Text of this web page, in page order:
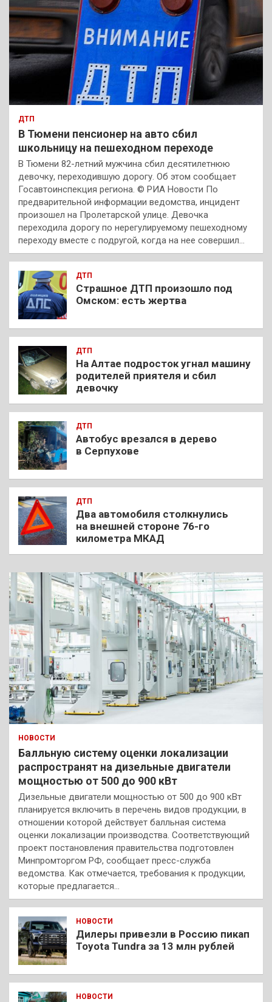
ДТП
В Тюмени пенсионер на авто сбил
школьницу на пешеходном переходе
В Тюмени 82-летний мужчина сбил десятилетнюю
девочку, переходившую дорогу. Об этом сообщает
Госавтоинспекция региона. © РИА Новости По
предварительной информации ведомства, инцидент
произошел на Пролетарской улице. Девочка
переходила дорогу по нерегулируемому пешеходному
переходу вместе с подругой, когда на нее совершил…
ДТП
Страшное ДТП произошло под
Омском: есть жертва
ДТП
На Алтае подросток угнал машину
родителей приятеля и сбил
девочку
ДТП
Автобус врезался в дерево
в Серпухове
ДТП
Два автомобиля столкнулись
на внешней стороне 76-го
километра МКАД
НОВОСТИ
Балльную систему оценки локализации
распространят на дизельные двигатели
мощностью от 500 до 900 кВт
Дизельные двигатели мощностью от 500 до 900 кВт
планируется включить в перечень видов продукции, в
отношении которой действует балльная система
оценки локализации производства. Соответствующий
проект постановления правительства подготовлен
Минпромторгом РФ, сообщает пресс-служба
ведомства. Как отмечается, требования к продукции,
которые предлагается…
НОВОСТИ
Дилеры привезли в Россию пикап
Toyota Tundra за 13 млн рублей
НОВОСТИ